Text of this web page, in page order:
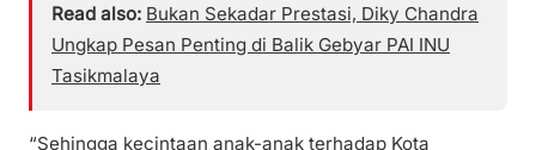
Read also: Bukan Sekadar Prestasi, Diky Chandra
Ungkap Pesan Penting di Balik Gebyar PAI INU
Tasikmalaya
“Sehingga kecintaan anak-anak terhadap Kota